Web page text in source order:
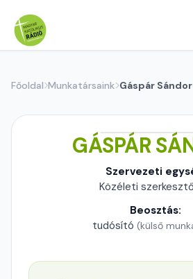
Főoldal Munkatársaink Gáspár Sándor
GÁSPÁR
Szervezeti
Közéleti
Beosztás:
tudósító (külső